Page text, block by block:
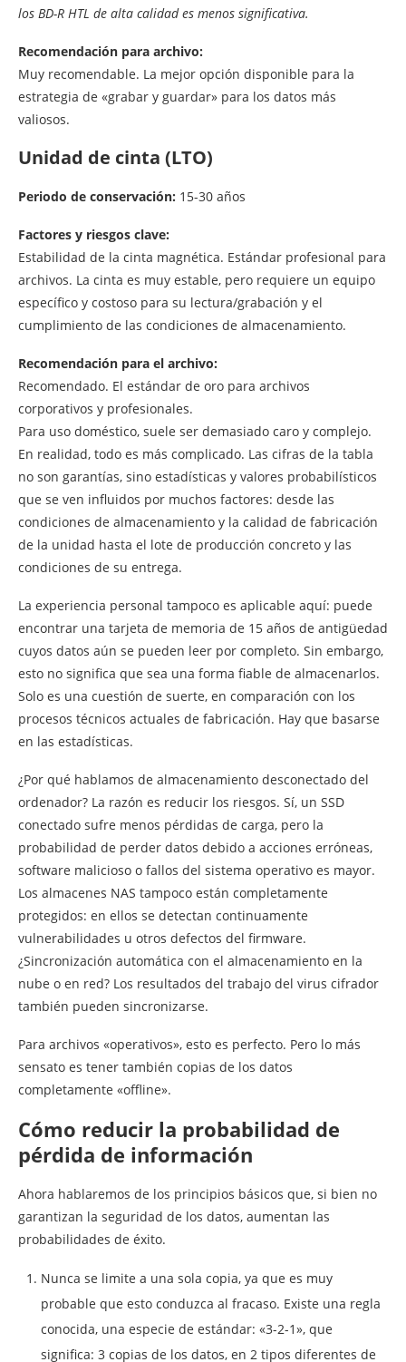
los BD-R HTL de alta calidad es menos significativa.
Recomendación para archivo:
Muy recomendable. La mejor opción disponible para la
estrategia de «grabar y guardar» para los datos más
valiosos.
Unidad de cinta (LTO)
Periodo de conservación: 15-30 años
Factores y riesgos clave:
Estabilidad de la cinta magnética. Estándar profesional para
archivos. La cinta es muy estable, pero requiere un equipo
específico y costoso para su lectura/grabación y el
cumplimiento de las condiciones de almacenamiento.
Recomendación para el archivo:
Recomendado. El estándar de oro para archivos
corporativos y profesionales.
Para uso doméstico, suele ser demasiado caro y complejo.
En realidad, todo es más complicado. Las cifras de la tabla
no son garantías, sino estadísticas y valores probabilísticos
que se ven influidos por muchos factores: desde las
condiciones de almacenamiento y la calidad de fabricación
de la unidad hasta el lote de producción concreto y las
condiciones de su entrega.
La experiencia personal tampoco es aplicable aquí: puede
encontrar una tarjeta de memoria de 15 años de antigüedad
cuyos datos aún se pueden leer por completo. Sin embargo,
esto no significa que sea una forma fiable de almacenarlos.
Solo es una cuestión de suerte, en comparación con los
procesos técnicos actuales de fabricación. Hay que basarse
en las estadísticas.
¿Por qué hablamos de almacenamiento desconectado del
ordenador? La razón es reducir los riesgos. Sí, un SSD
conectado sufre menos pérdidas de carga, pero la
probabilidad de perder datos debido a acciones erróneas,
software malicioso o fallos del sistema operativo es mayor.
Los almacenes NAS tampoco están completamente
protegidos: en ellos se detectan continuamente
vulnerabilidades u otros defectos del firmware.
¿Sincronización automática con el almacenamiento en la
nube o en red? Los resultados del trabajo del virus cifrador
también pueden sincronizarse.
Para archivos «operativos», esto es perfecto. Pero lo más
sensato es tener también copias de los datos
completamente «offline».
Cómo reducir la probabilidad de
pérdida de información
Ahora hablaremos de los principios básicos que, si bien no
garantizan la seguridad de los datos, aumentan las
probabilidades de éxito.
Nunca se limite a una sola copia, ya que es muy
probable que esto conduzca al fracaso. Existe una regla
conocida, una especie de estándar: «3-2-1», que
significa: 3 copias de los datos, en 2 tipos diferentes de